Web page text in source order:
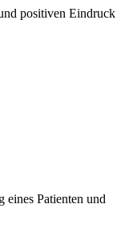
positiven Eindruck
Patienten und